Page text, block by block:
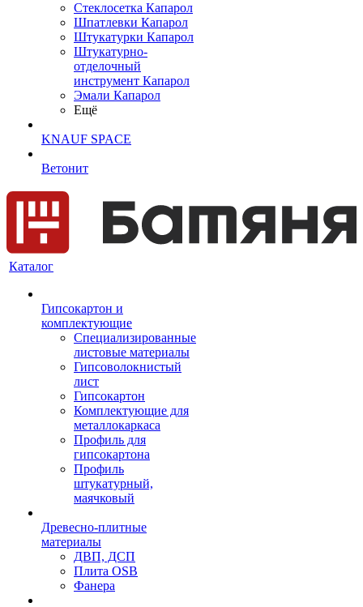
Cтеклосетка Капарол
Шпатлевки Капарол
Штукатурки Капарол
Штукатурно-
отделочный
инструмент Капарол
Эмали Капарол
Ещё
KNAUF SPACE
Ветонит
Каталог
Гипсокартон и
комплектующие
Специализированные
листовые материалы
Гипсоволокнистый
лист
Гипсокартон
Комплектующие для
металлокаркаса
Профиль для
гипсокартона
Профиль
штукатурный,
маячковый
Древесно-плитные
материалы
ДВП, ДСП
Плита OSB
Фанера